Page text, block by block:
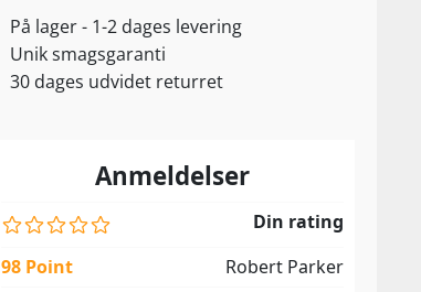
På lager - 1-2 dages levering
Unik smagsgaranti
30 dages udvidet returret
Anmeldelser
Din rating
98 Point
Robert Parker